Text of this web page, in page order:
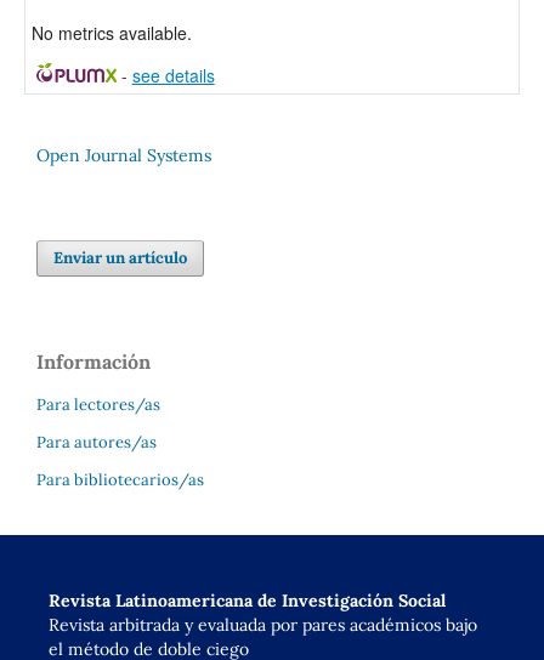
No metrics available.
- see details
Open Journal Systems
Enviar un artículo
Información
Para lectores/as
Para autores/as
Para bibliotecarios/as
Revista Latinoamericana de Investigación Social
Revista arbitrada y evaluada por pares académicos bajo
el método de doble ciego